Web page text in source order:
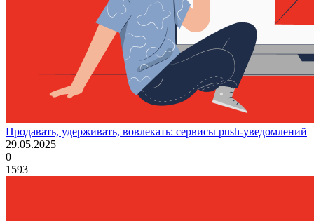
Продавать, удерживать, вовлекать: сервисы push-уведомлений
29.05.2025
0
1593